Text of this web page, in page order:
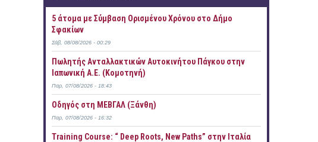
5 άτομα με Σύμβαση Ορισμένου Χρόνου στο Δήμο
Σφακίων
Σάβ, 08/08/2026 - 00:29
Πωλητής Ανταλλακτικών Αυτοκινήτου Πάγκου στην
Ιαπωνική Α.Ε. (Κομοτηνή)
Παρ, 07/08/2026 - 18:43
Οδηγός στη ΜΕΒΓΑΛ (Ξάνθη)
Παρ, 07/08/2026 - 16:32
Training Course: “ Deep Roots, New Paths” στην Ιταλία